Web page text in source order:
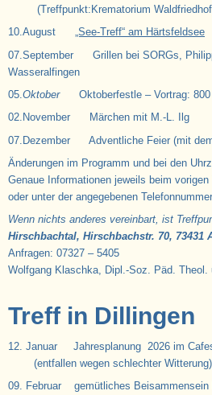
(Treffpunkt:Krematorium
10.August „See-Treff“ am Härtsfeldsee
07.September Grillen bei SORGs,
Wasseralfingen
05. Oktober Oktoberfestle – Vortrag:
02.November Märchen mit M.-L. Ilg
07.Dezember Adventliche Feier (mit
Änderungen im Programm und bei den
Genaue Informationen jeweils beim
oder unter der angegebenen Telefonnummer.
Wenn nichts anderes vereinbart, ist
Hirschbachtal, Hirschbachstr. 70, 73431
Anfragen: 07327 – 5405
Wolfgang Klaschka, Dipl.-Soz. Päd. Theol.
Treff in Dillingen
12. Januar Jahresplanung 2026 im
(entfallen wegen schlechter Witterung)
09. Februar gemütliches